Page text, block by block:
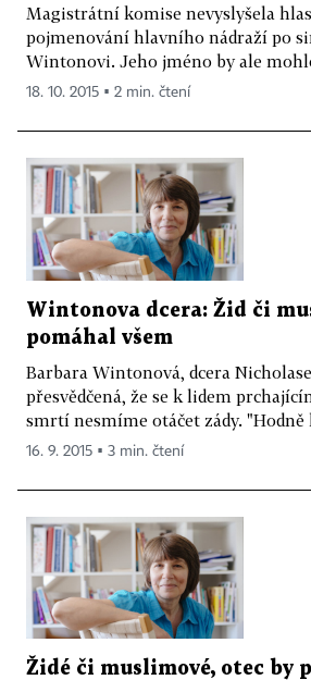
Magistrátní komise nevyslyšela
pojmenování hlavního nádraží po
Wintonovi. Jeho jméno by ale
18. 10. 2015 ▪ 2 min. čtení
Wintonova dcera: Žid či
pomáhal všem
Barbara Wintonová, dcera
přesvědčená, že se k lidem
smrtí nesmíme otáčet zády. "Hodně
16. 9. 2015 ▪ 3 min. čtení
Židé či muslimové, otec by